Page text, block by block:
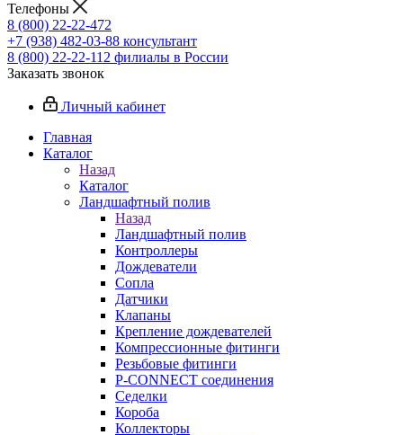
Телефоны
8 (800) 22-22-472
+7 (938) 482-03-88 консультант
8 (800) 22-22-112 филиалы в России
Заказать звонок
Личный кабинет
Главная
Каталог
Назад
Каталог
Ландшафтный полив
Назад
Ландшафтный полив
Контроллеры
Дождеватели
Сопла
Датчики
Клапаны
Крепление дождевателей
Компрессионные фитинги
Резьбовые фитинги
P-CONNECT соединения
Седелки
Короба
Коллекторы